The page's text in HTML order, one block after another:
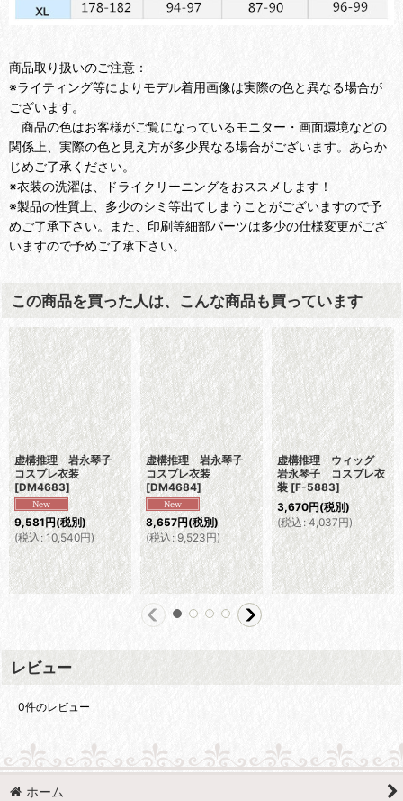
商品取り扱いのご注意：
※ライティング等によりモデル着用画像は実際の色と異なる場合が
ございます。
商品の色はお客様がご覧になっているモニター・画面環境などの
関係上、実際の色と見え方が多少異なる場合がございます。あらか
じめご了承ください。
※衣装の洗濯は、ドライクリーニングをおススメします！
※製品の性質上、多少のシミ等出てしまうことがございますので予
めご了承下さい。また、印刷等細部パーツは多少の仕様変更がござ
いますので予めご了承下さい。
この商品を買った人は、こんな商品も買っています
虚構推理 岩永琴子
コスプレ衣装
[DM4683]
9,581円(税別)
(税込: 10,540円)
虚構推理 岩永琴子
コスプレ衣装
[DM4684]
8,657円(税別)
(税込 : 9,523円)
虚構推理 ウィッグ
岩永琴子 コスプレ衣
装 [F-5883]
3,670円(税別)
(税込 : 4,037円)
レビュー
0件のレビュー
ホーム